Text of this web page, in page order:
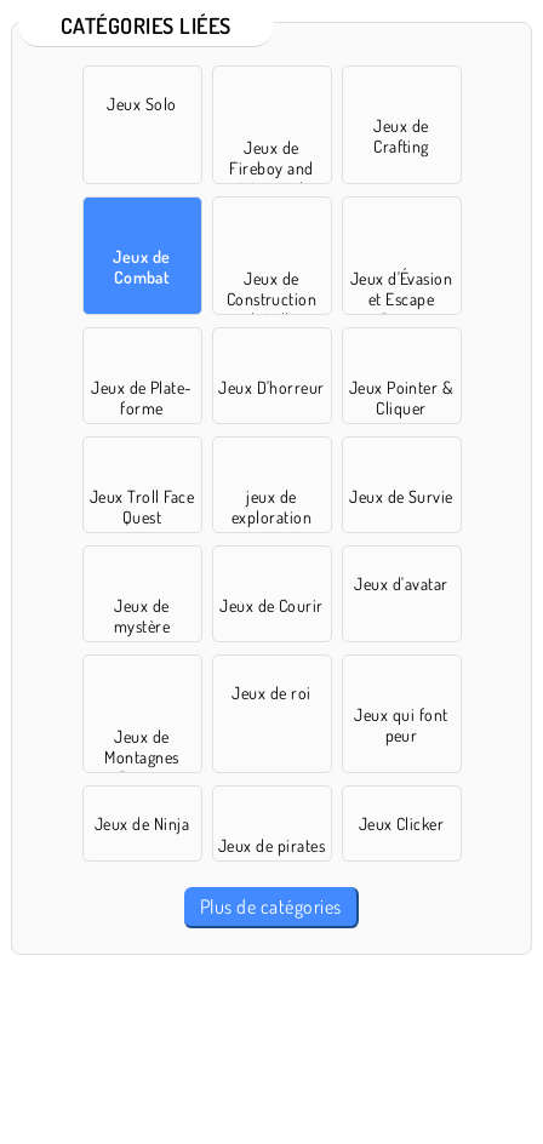
CATÉGORIES LIÉES
Jeux Solo
Jeux de
Fireboy and
Watergirl
Jeux de
Crafting
Jeux de
Combat
Jeux de
Construction
de Ville
Jeux d'Évasion
et Escape
Room
Jeux de Plate-
forme
Jeux D'horreur
Jeux Pointer &
Cliquer
Jeux Troll Face
Quest
jeux de
exploration
Jeux de Survie
Jeux de
mystère
Jeux de Courir
Jeux d'avatar
Jeux de
Montagnes
Russes
Jeux de roi
Jeux qui font
peur
Jeux de Ninja
Jeux de pirates
Jeux Clicker
Plus de catégories